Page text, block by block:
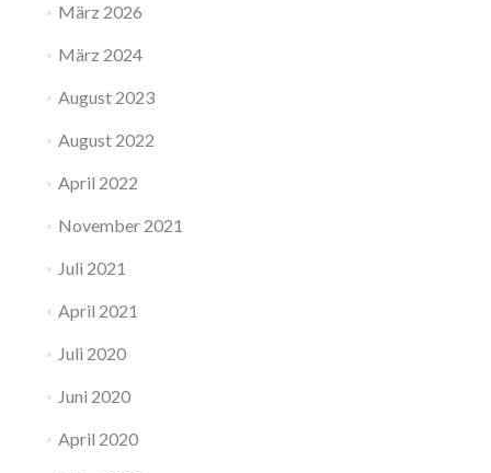
März 2026
März 2024
August 2023
August 2022
April 2022
November 2021
Juli 2021
April 2021
Juli 2020
Juni 2020
April 2020